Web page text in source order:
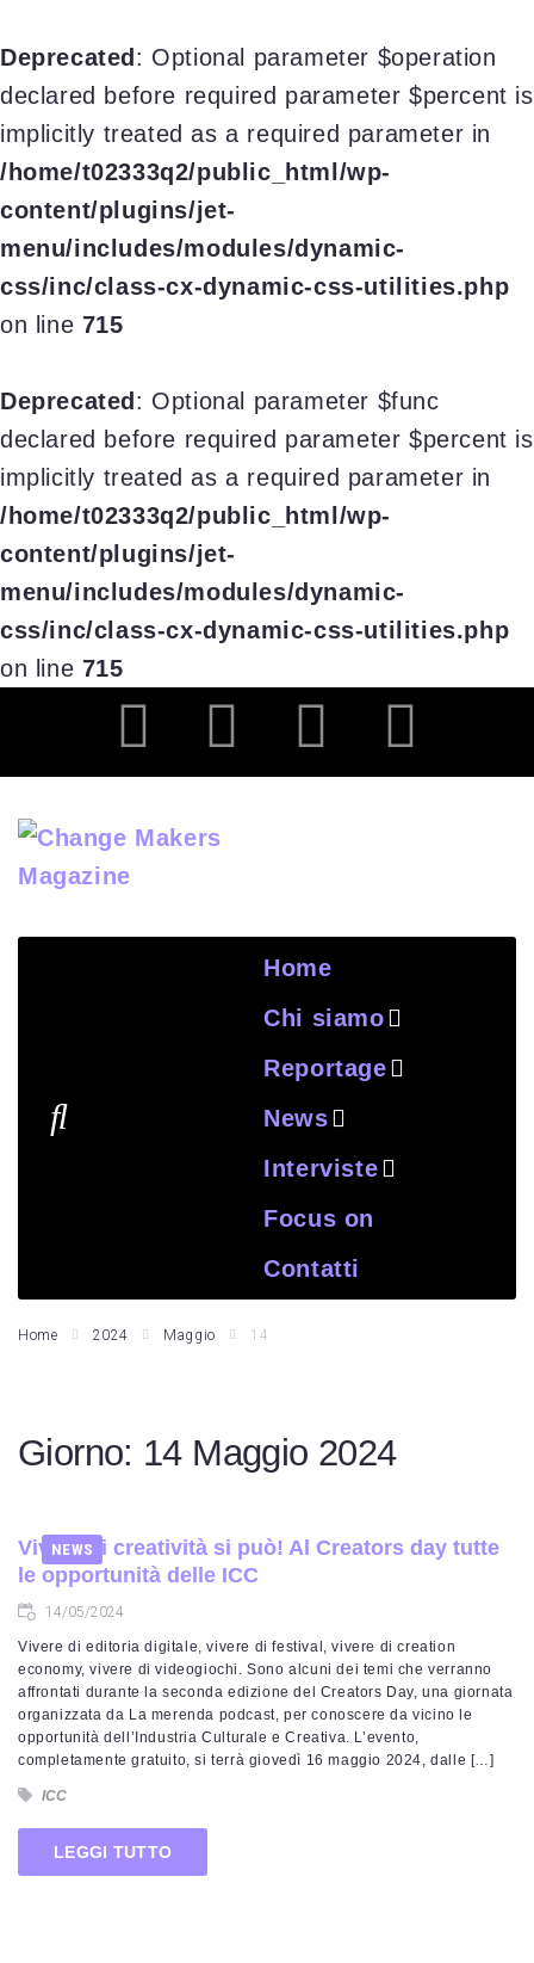
Deprecated : Optional parameter $operation
declared before required parameter $percent is
implicitly treated as a required parameter in
/home/t02333q2/public_html/wp-
content/plugins/jet-
menu/includes/modules/dynamic-
css/inc/class-cx-dynamic-css-utilities.php
on line 715
Deprecated : Optional parameter $func
declared before required parameter $percent is
implicitly treated as a required parameter in
/home/t02333q2/public_html/wp-
content/plugins/jet-
menu/includes/modules/dynamic-
css/inc/class-cx-dynamic-css-utilities.php
on line 715
Home
Chi siamo
Reportage
News
Interviste
Focus on
Contatti
Home 2024 Maggio 14
Giorno: 14 Maggio 2024
NEWS
Vivere di creatività si può! Al Creators day tutte
le opportunità delle ICC
14/05/2024
Vivere di editoria digitale, vivere di festival, vivere di creation
economy, vivere di videogiochi. Sono alcuni dei temi che verranno
affrontati durante la seconda edizione del Creators Day, una giornata
organizzata da La merenda podcast, per conoscere da vicino le
opportunità dell’Industria Culturale e Creativa. L’evento,
completamente gratuito, si terrà giovedì 16 maggio 2024, dalle […]
ICC
LEGGI TUTTO